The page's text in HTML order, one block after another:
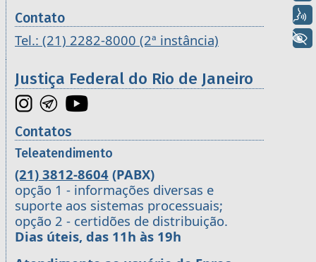
Contato
Tel.: (21) 2282-8000 (2ª instância)
Justiça Federal do Rio de Janeiro
Contatos
Teleatendimento
(21) 3812-8604 (PABX)
opção 1 - informações diversas e
suporte aos sistemas processuais;
opção 2 - certidões de distribuição.
Dias úteis, das 11h às 19h
+ Acessibilidade